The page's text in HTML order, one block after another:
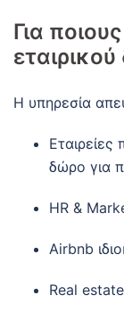
Για
Η υπηρεσία
δώρο για
HR &
Airbnb
Real